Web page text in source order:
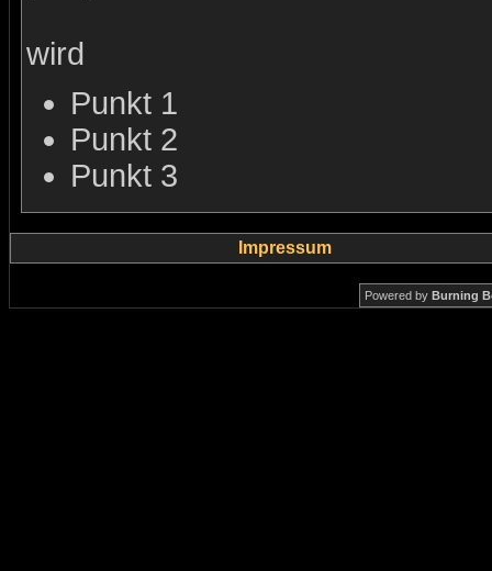
wird
Punkt 1
Punkt 2
Punkt 3
Impressum
Powered by Burning